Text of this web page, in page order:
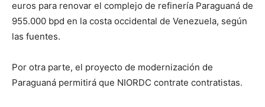
euros para renovar el complejo de refinería Paraguaná de
955.000 bpd en la costa occidental de Venezuela, según
las fuentes.
Por otra parte, el proyecto de modernización de
Paraguaná permitirá que NIORDC contrate contratistas.